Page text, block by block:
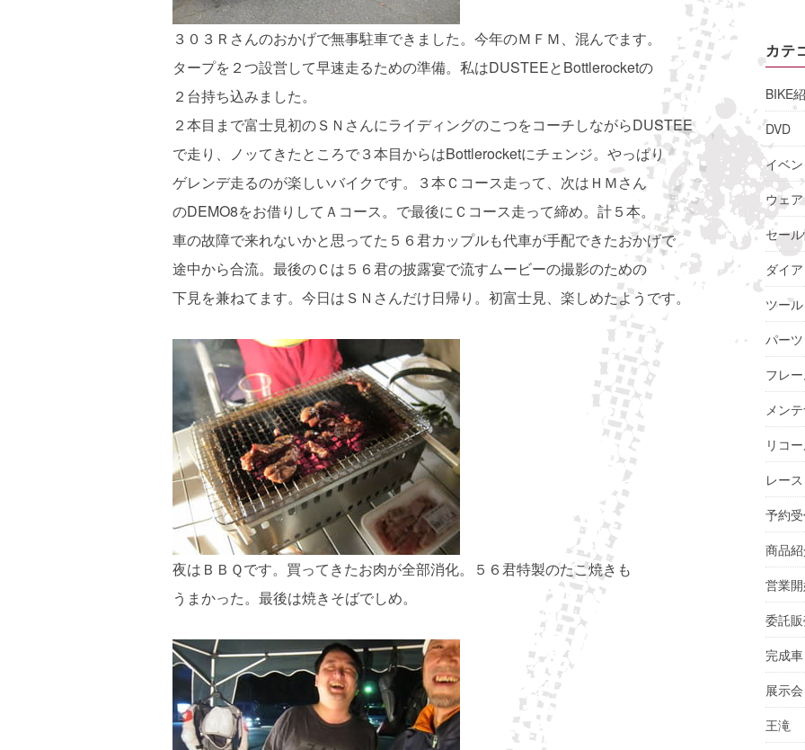
３０３Ｒさんのおかげで無事駐車できました。今年のＭＦＭ、混んでます。
タープを２つ設営して早速走るための準備。私はDUSTEEとBottlerocketの
２台持ち込みました。
２本目まで富士見初のＳＮさんにライディングのこつをコーチしながらDUSTEE
で走り、ノッてきたところで３本目からはBottlerocketにチェンジ。やっぱり
ゲレンデ走るのが楽しいバイクです。３本Ｃコース走って、次はＨＭさん
のDEMO8をお借りしてＡコース。で最後にＣコース走って締め。計５本。
車の故障で来れないかと思ってた５６君カップルも代車が手配できたおかげで
途中から合流。最後のＣは５６君の披露宴で流すムービーの撮影のための
下見を兼ねてます。今日はＳＮさんだけ日帰り。初富士見、楽しめたようです。
夜はＢＢＱです。買ってきたお肉が全部消化。５６君特製のたこ焼きも
うまかった。最後は焼きそばでしめ。
カテ
BIKE
DVD
イベン
ウェア
セー
ダイ
ツール
パーツ
フレ
メン
リコ
レー
予約
商品
営業
委託
完成車
展示会
王滝